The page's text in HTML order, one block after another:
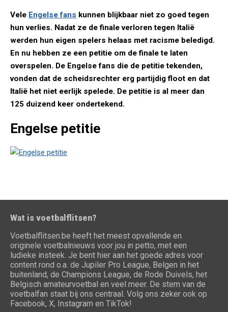
Vele Engelse fans kunnen blijkbaar niet zo goed tegen
hun verlies. Nadat ze de finale verloren tegen Italië
werden hun eigen spelers helaas met racisme beledigd.
En nu hebben ze een petitie om de finale te laten
overspelen. De Engelse fans die de petitie tekenden,
vonden dat de scheidsrechter erg partijdig floot en dat
Italië het niet eerlijk spelede. De petitie is al meer dan
125 duizend keer ondertekend.
Engelse petitie
Wat is voetbalflitsen?
Voetbalflitsen.be heeft het meest opvallende en
originele voetbalnieuws voor jou in petto, met een
ludieke insteek. Je bent hier aan het goede adres voor
content rond o.a. de Jupiler Pro League, Belgen in het
buitenland, de Champions League, de Rode Duivels, het
Belgisch amateurvoetbal en veel meer. De stem van de
voetbalfan staat bij ons centraal. Volg ons zeker ook op
Facebook, X, Instagram en TikTok!